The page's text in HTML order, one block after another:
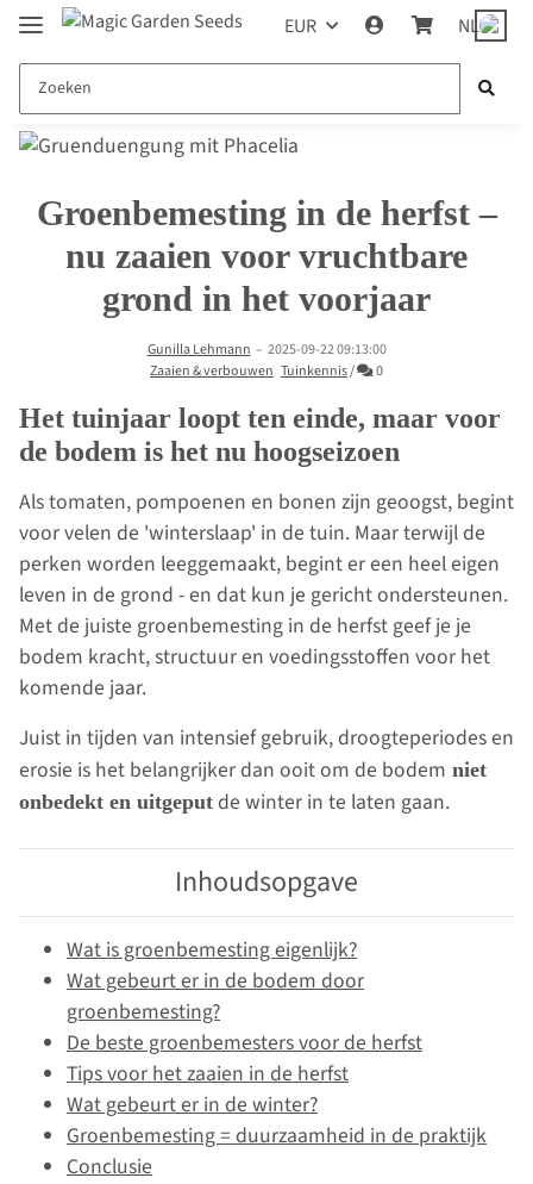
EUR NL
Groenbemesting in de herfst –
nu zaaien voor vruchtbare
grond in het voorjaar
Gunilla Lehmann – 2025-09-22 09:13:00
Zaaien & verbouwen Tuinkennis/ Commentaren
0
Het tuinjaar loopt ten einde, maar voor
de bodem is het nu hoogseizoen
Als tomaten, pompoenen en bonen zijn geoogst, begint
voor velen de 'winterslaap' in de tuin. Maar terwijl de
perken worden leeggemaakt, begint er een heel eigen
leven in de grond - en dat kun je gericht ondersteunen.
Met de juiste groenbemesting in de herfst geef je je
bodem kracht, structuur en voedingsstoffen voor het
komende jaar.
Juist in tijden van intensief gebruik, droogteperiodes en
erosie is het belangrijker dan ooit om de bodem niet
onbedekt en uitgeput de winter in te laten gaan.
Inhoudsopgave
Wat is groenbemesting eigenlijk?
Wat gebeurt er in de bodem door
groenbemesting?
De beste groenbemesters voor de herfst
Tips voor het zaaien in de herfst
Wat gebeurt er in de winter?
Groenbemesting = duurzaamheid in de praktijk
Conclusie